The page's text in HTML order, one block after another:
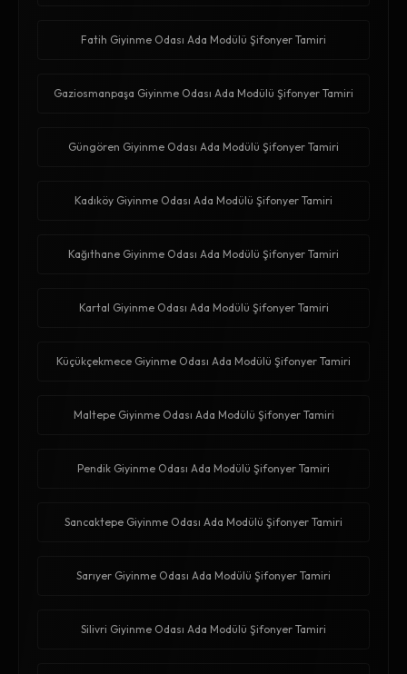
Fatih Giyinme Odası Ada Modülü Şifonyer Tamiri
Gaziosmanpaşa Giyinme Odası Ada Modülü Şifonyer Tamiri
Güngören Giyinme Odası Ada Modülü Şifonyer Tamiri
Kadıköy Giyinme Odası Ada Modülü Şifonyer Tamiri
Kağıthane Giyinme Odası Ada Modülü Şifonyer Tamiri
Kartal Giyinme Odası Ada Modülü Şifonyer Tamiri
Küçükçekmece Giyinme Odası Ada Modülü Şifonyer Tamiri
Maltepe Giyinme Odası Ada Modülü Şifonyer Tamiri
Pendik Giyinme Odası Ada Modülü Şifonyer Tamiri
Sancaktepe Giyinme Odası Ada Modülü Şifonyer Tamiri
Sarıyer Giyinme Odası Ada Modülü Şifonyer Tamiri
Silivri Giyinme Odası Ada Modülü Şifonyer Tamiri